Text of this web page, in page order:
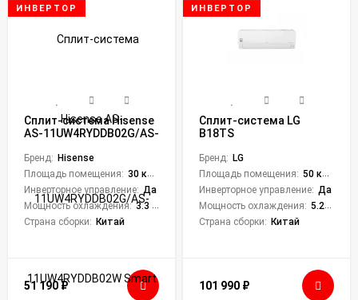
ИНВЕРТОР
Сплит-система Hisense
AS-11UW4RYDDB02G/AS-
DC Inverter
Бренд: Hisense
Площадь помещения: 30 кв. м.
Инверторное управление: Да
Мощность охлаждения: 3.3 кВт
Страна сборки: Китай
51 190₽
ИНВЕРТОР
Сплит-система LG
B18TS
Бренд: LG
Площадь помещения: 50 кв. м.
Инверторное управление: Да
Мощность охлаждения: 5.28 кВт
Страна сборки: Китай
101 990 ₽